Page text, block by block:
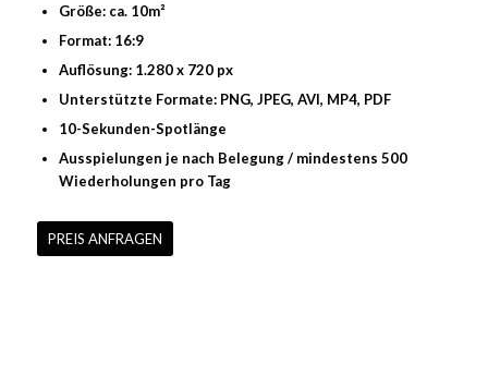
Größe: ca. 10m²
Format: 16:9
Auflösung: 1.280 x 720 px
Unterstützte Formate: PNG, JPEG, AVI, MP4, PDF
10-Sekunden-Spotlänge
Ausspielungen je nach Belegung / mindestens 500
Wiederholungen pro Tag
PREIS ANFRAGEN